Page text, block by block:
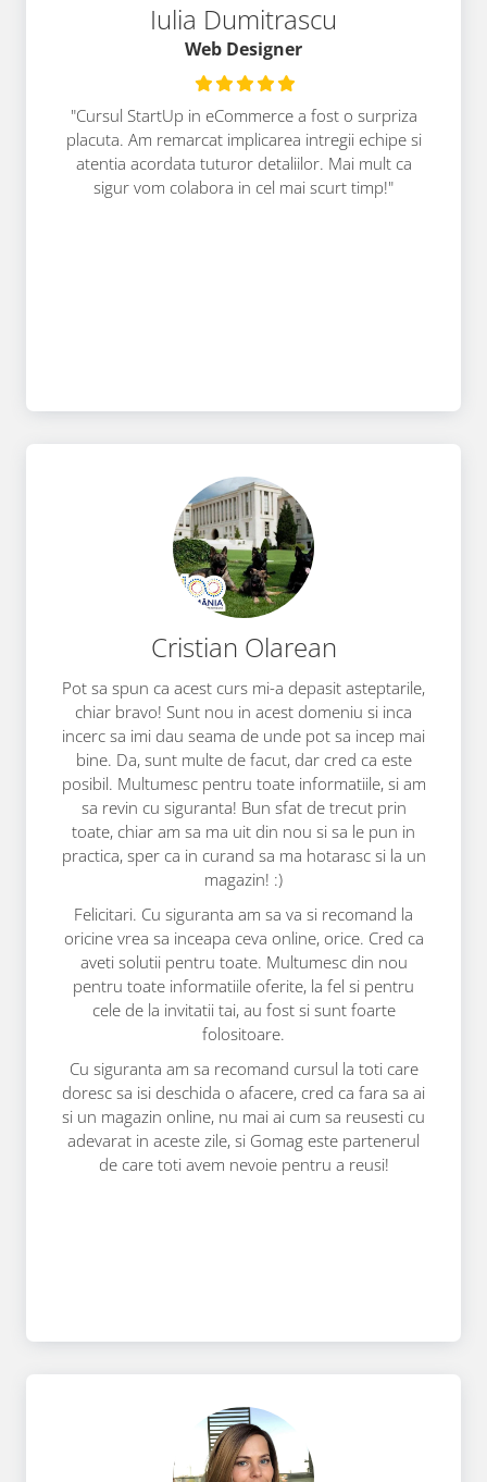
Iulia Dumitrascu
Web Designer
"Cursul StartUp in eCommerce a fost o surpriza
placuta. Am remarcat implicarea intregii echipe si
atentia acordata tuturor detaliilor. Mai mult ca
sigur vom colabora in cel mai scurt timp!"
Cristian Olarean
Pot sa spun ca acest curs mi-a depasit asteptarile,
chiar bravo! Sunt nou in acest domeniu si inca
incerc sa imi dau seama de unde pot sa incep mai
bine. Da, sunt multe de facut, dar cred ca este
posibil. Multumesc pentru toate informatiile, si am
sa revin cu siguranta! Bun sfat de trecut prin
toate, chiar am sa ma uit din nou si sa le pun in
practica, sper ca in curand sa ma hotarasc si la un
magazin! :)
Felicitari. Cu siguranta am sa va si recomand la
oricine vrea sa inceapa ceva online, orice. Cred ca
aveti solutii pentru toate. Multumesc din nou
pentru toate informatiile oferite, la fel si pentru
cele de la invitatii tai, au fost si sunt foarte
folositoare.
Cu siguranta am sa recomand cursul la toti care
doresc sa isi deschida o afacere, cred ca fara sa ai
si un magazin online, nu mai ai cum sa reusesti cu
adevarat in aceste zile, si Gomag este partenerul
de care toti avem nevoie pentru a reusi!